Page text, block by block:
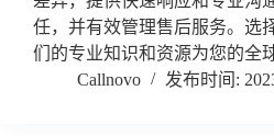
任，并有效管理售后服务。选
们的专业知识和资源为您的全
Callnovo